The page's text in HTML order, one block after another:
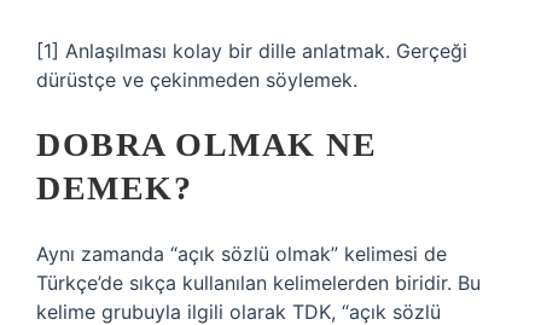
[1] Anlaşılması kolay bir dille anlatmak. Gerçeği
dürüstçe ve çekinmeden söylemek.
DOBRA OLMAK NE
DEMEK?
Aynı zamanda “açık sözlü olmak” kelimesi de
Türkçe’de sıkça kullanılan kelimelerden biridir. Bu
kelime grubuyla ilgili olarak TDK, “açık sözlü